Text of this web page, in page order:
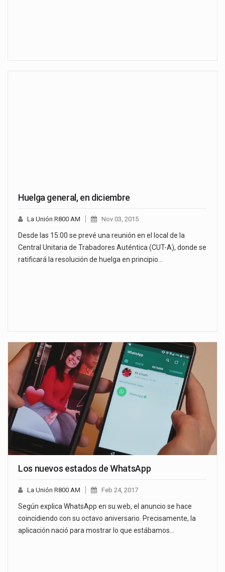
Huelga general, en diciembre
La Unión R800 AM Nov 03, 2015
Desde las 15:00 se prevé una reunión en el local de la
Central Unitaria de Trabadores Auténtica (CUT-A), donde se
ratificará la resolución de huelga en principio…
Los nuevos estados de WhatsApp
La Unión R800 AM Feb 24, 2017
Según explica WhatsApp en su web, el anuncio se hace
coincidiendo con su octavo aniversario. Precisamente, la
aplicación nació para mostrar lo que estábamos…